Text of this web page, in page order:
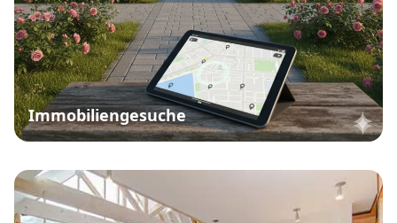
Immobiliengesuche